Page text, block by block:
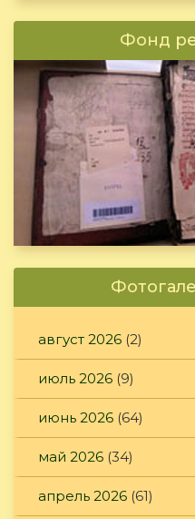
Фонд
август 2026 (2)
июль 2026 (9)
июнь 2026 (64)
май 2026 (34)
апрель 2026 (61)